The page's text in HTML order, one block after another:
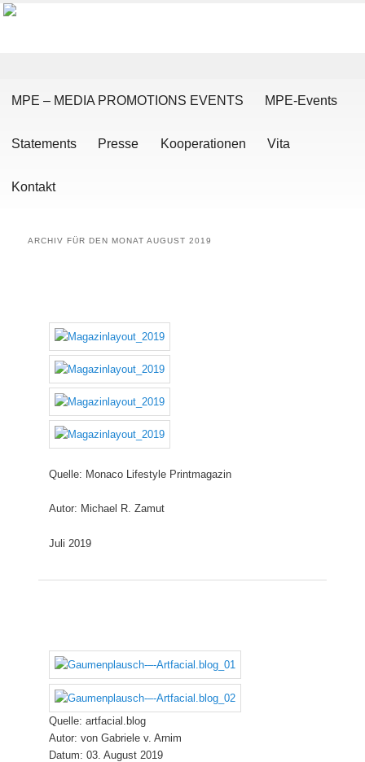
Zum Inhalt wechseln
Zum sekundären Inhalt wechseln
MPE – MEDIA PROMOTIONS EVENTS MPE-Events
Statements Presse Kooperationen Vita
Kontakt
ARCHIV FÜR DEN MONATAUGUST 2019
Quelle: Monaco Lifestyle Printmagazin
Autor: Michael R. Zamut
Juli 2019
Quelle: artfacial.blog
Autor: von Gabriele v. Arnim
Datum: 03. August 2019